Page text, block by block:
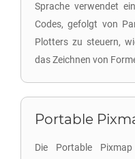
Sprache verwendet
Codes, gefolgt von
Plotters zu steuern,
das Zeichnen von
Portable
Die Portable